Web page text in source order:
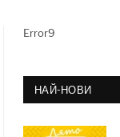
Error9
НАЙ-НОВИ